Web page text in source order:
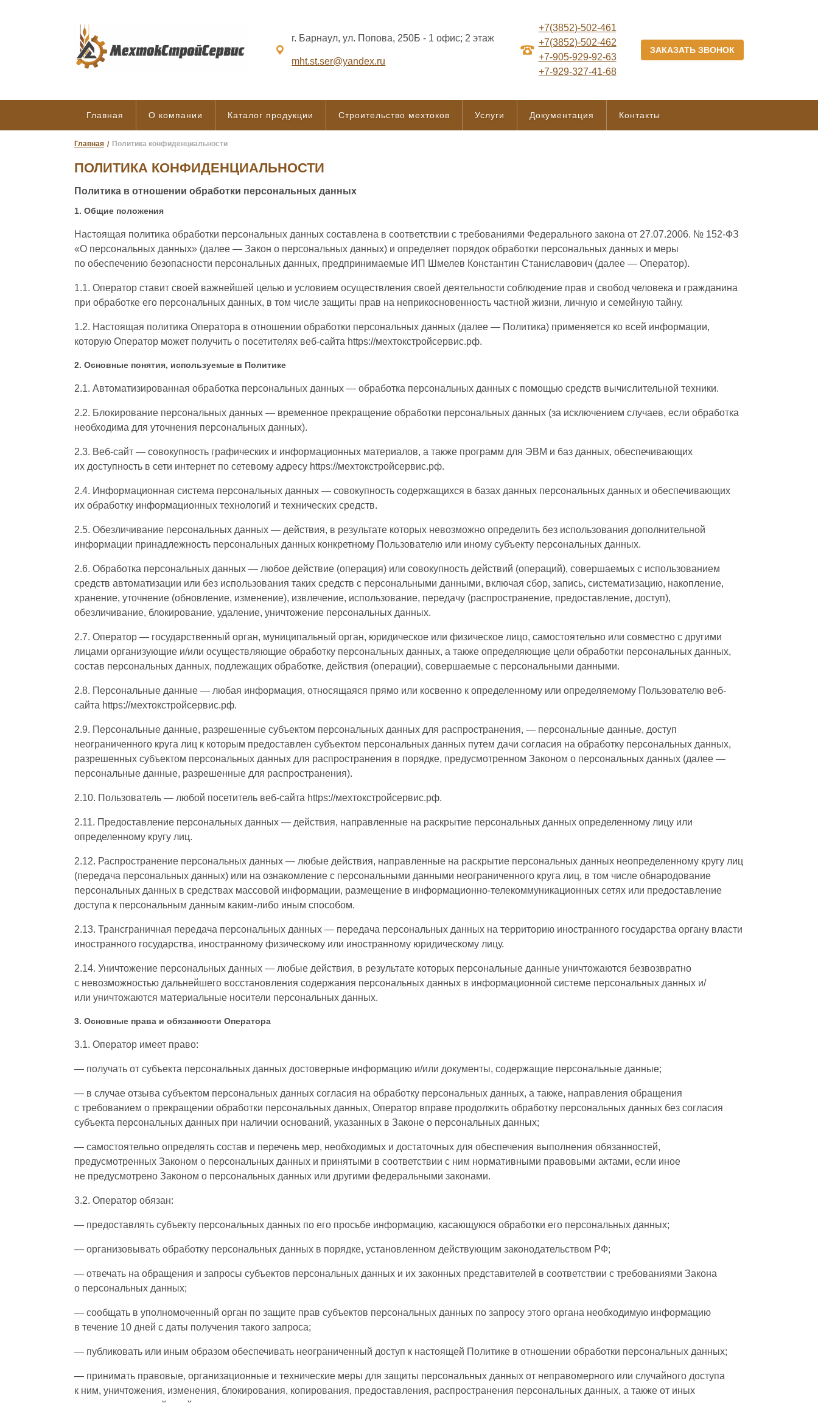
г. Барнаул, ул. Попова, 250Б - 1 офис; 2 этаж
mht.st.ser@yandex.ru
+7(3852)-502-461
+7(3852)-502-462
+7-905-929-92-63
+7-929-327-41-68
ЗАКАЗАТЬ ЗВОНОК
Главная О компании Каталог продукции Строительство мехтоков Услуги Документация Контакты
Главная Политика конфиденциальности
ПОЛИТИКА КОНФИДЕНЦИАЛЬНОСТИ
Политика в отношении обработки персональных данных
1. Общие положения
Настоящая политика обработки персональных данных составлена в соответствии с требованиями Федерального закона от 27.07.2006. № 152-ФЗ
«О персональных данных» (далее — Закон о персональных данных) и определяет порядок обработки персональных данных и меры
по обеспечению безопасности персональных данных, предпринимаемые ИП Шмелев Константин Станиславович (далее — Оператор).
1.1. Оператор ставит своей важнейшей целью и условием осуществления своей деятельности соблюдение прав и свобод человека и гражданина
при обработке его персональных данных, в том числе защиты прав на неприкосновенность частной жизни, личную и семейную тайну.
1.2. Настоящая политика Оператора в отношении обработки персональных данных (далее — Политика) применяется ко всей информации,
которую Оператор может получить о посетителях веб-сайта https://мехтокстройсервис.рф.
2. Основные понятия, используемые в Политике
2.1. Автоматизированная обработка персональных данных — обработка персональных данных с помощью средств вычислительной техники.
2.2. Блокирование персональных данных — временное прекращение обработки персональных данных (за исключением случаев, если обработка
необходима для уточнения персональных данных).
2.3. Веб-сайт — совокупность графических и информационных материалов, а также программ для ЭВМ и баз данных, обеспечивающих
их доступность в сети интернет по сетевому адресу https://мехтокстройсервис.рф.
2.4. Информационная система персональных данных — совокупность содержащихся в базах данных персональных данных и обеспечивающих
их обработку информационных технологий и технических средств.
2.5. Обезличивание персональных данных — действия, в результате которых невозможно определить без использования дополнительной
информации принадлежность персональных данных конкретному Пользователю или иному субъекту персональных данных.
2.6. Обработка персональных данных — любое действие (операция) или совокупность действий (операций), совершаемых с использованием
средств автоматизации или без использования таких средств с персональными данными, включая сбор, запись, систематизацию, накопление,
хранение, уточнение (обновление, изменение), извлечение, использование, передачу (распространение, предоставление, доступ),
обезличивание, блокирование, удаление, уничтожение персональных данных.
2.7. Оператор — государственный орган, муниципальный орган, юридическое или физическое лицо, самостоятельно или совместно с другими
лицами организующие и/или осуществляющие обработку персональных данных, а также определяющие цели обработки персональных данных,
состав персональных данных, подлежащих обработке, действия (операции), совершаемые с персональными данными.
2.8. Персональные данные — любая информация, относящаяся прямо или косвенно к определенному или определяемому Пользователю веб-
сайта https://мехтокстройсервис.рф.
2.9. Персональные данные, разрешенные субъектом персональных данных для распространения, — персональные данные, доступ
неограниченного круга лиц к которым предоставлен субъектом персональных данных путем дачи согласия на обработку персональных данных,
разрешенных субъектом персональных данных для распространения в порядке, предусмотренном Законом о персональных данных (далее —
персональные данные, разрешенные для распространения).
2.10. Пользователь — любой посетитель веб-сайта https://мехтокстройсервис.рф.
2.11. Предоставление персональных данных — действия, направленные на раскрытие персональных данных определенному лицу или
определенному кругу лиц.
2.12. Распространение персональных данных — любые действия, направленные на раскрытие персональных данных неопределенному кругу лиц
(передача персональных данных) или на ознакомление с персональными данными неограниченного круга лиц, в том числе обнародование
персональных данных в средствах массовой информации, размещение в информационно-телекоммуникационных сетях или предоставление
доступа к персональным данным каким-либо иным способом.
2.13. Трансграничная передача персональных данных — передача персональных данных на территорию иностранного государства органу власти
иностранного государства, иностранному физическому или иностранному юридическому лицу.
2.14. Уничтожение персональных данных — любые действия, в результате которых персональные данные уничтожаются безвозвратно
с невозможностью дальнейшего восстановления содержания персональных данных в информационной системе персональных данных и/
или уничтожаются материальные носители персональных данных.
3. Основные права и обязанности Оператора
3.1. Оператор имеет право:
— получать от субъекта персональных данных достоверные информацию и/или документы, содержащие персональные данные;
— в случае отзыва субъектом персональных данных согласия на обработку персональных данных, а также, направления обращения
с требованием о прекращении обработки персональных данных, Оператор вправе продолжить обработку персональных данных без согласия
субъекта персональных данных при наличии оснований, указанных в Законе о персональных данных;
— самостоятельно определять состав и перечень мер, необходимых и достаточных для обеспечения выполнения обязанностей,
предусмотренных Законом о персональных данных и принятыми в соответствии с ним нормативными правовыми актами, если иное
не предусмотрено Законом о персональных данных или другими федеральными законами.
3.2. Оператор обязан:
— предоставлять субъекту персональных данных по его просьбе информацию, касающуюся обработки его персональных данных;
— организовывать обработку персональных данных в порядке, установленном действующим законодательством РФ;
— отвечать на обращения и запросы субъектов персональных данных и их законных представителей в соответствии с требованиями Закона
о персональных данных;
— сообщать в уполномоченный орган по защите прав субъектов персональных данных по запросу этого органа необходимую информацию
в течение 10 дней с даты получения такого запроса;
— публиковать или иным образом обеспечивать неограниченный доступ к настоящей Политике в отношении обработки персональных данных;
— принимать правовые, организационные и технические меры для защиты персональных данных от неправомерного или случайного доступа
к ним, уничтожения, изменения, блокирования, копирования, предоставления, распространения персональных данных, а также от иных